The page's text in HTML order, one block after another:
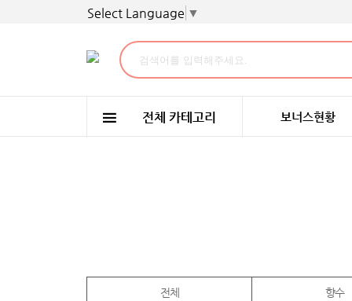
Select Language ▼
보너스현황
전체 향수